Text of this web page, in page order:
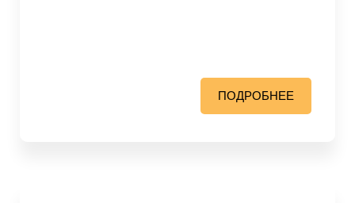
ПОДРОБНЕЕ